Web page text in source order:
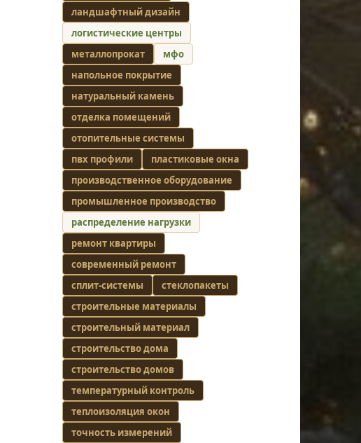
ландшафтный дизайн
логистические центры
металлопрокат
мфо
напольное покрытие
натуральный камень
отделка помещений
отопительные системы
пвх профили
пластиковые окна
производственное оборудование
промышленное производство
распределение нагрузки
ремонт квартиры
современный ремонт
сплит-системы
стеклопакеты
строительные материалы
строительный материал
строительство дома
строительство домов
температурный контроль
теплоизоляция окон
точность измерений